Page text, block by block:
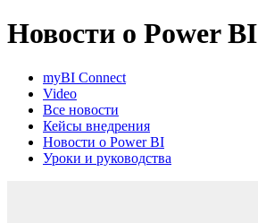
Новости о Power BI
myBI Connect
Video
Все новости
Кейсы внедрения
Новости о Power BI
Уроки и руководства